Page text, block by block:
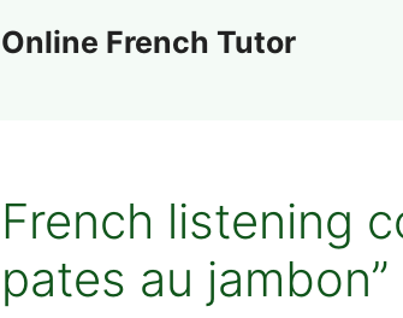
Online French Tutor
French listening
pates au